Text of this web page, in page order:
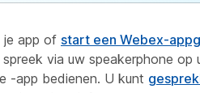
je app of start een Webex-
via uw speakerphone
-app bedienen. U kunt